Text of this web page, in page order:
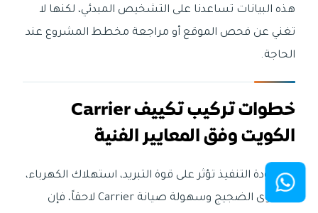
هذه البيانات تساعدنا على التشخيص المبدئي، لكنها لا
تغني عن فحص الموقع أو مراجعة مخطط المشروع عند
الحاجة.
خطوات تركيب تكييف Carrier
الكويت وفق المعايير الفنية
لأن جودة التنفيذ تؤثر على قوة التبريد، استهلاك الكهرباء،
مستوى الضجيج وسهولة صيانة Carrier لاحقاً، فإن